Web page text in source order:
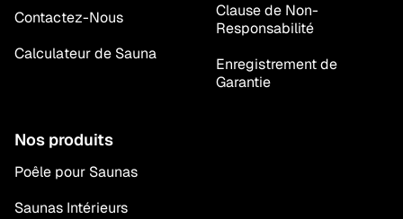
Contactez-Nous
Calculateur de Sauna
Clause de Non-
Responsabilité
Enregistrement de
Garantie
Nos produits
Poêle pour Saunas
Saunas Intérieurs